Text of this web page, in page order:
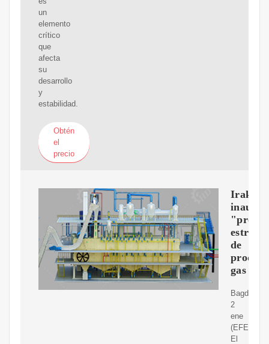
un
elemento
crítico
que
afecta
su
desarrollo
y
estabilidad.
Obtén
el
precio
Irak
de
gas
Bagdad,
2
ene
(EFE).-
El